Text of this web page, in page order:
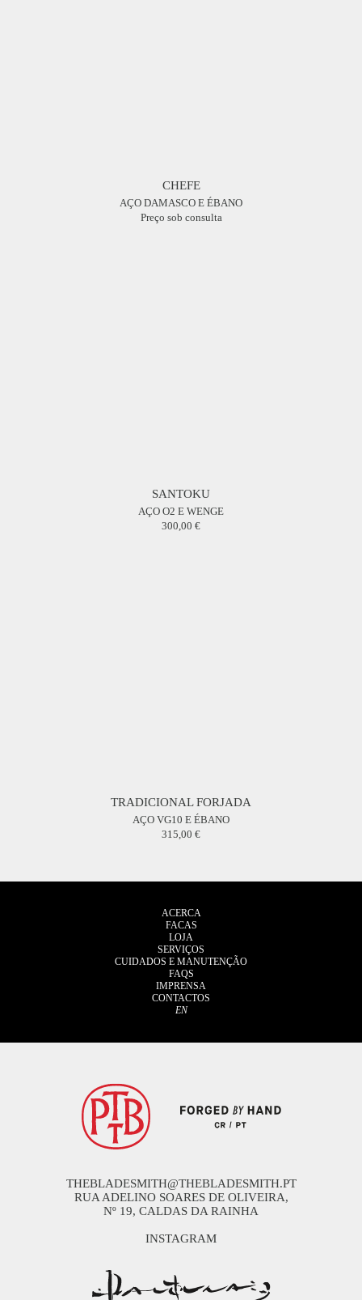
CHEFE
AÇO DAMASCO E ÉBANO
Preço sob consulta
SANTOKU
AÇO O2 E WENGE
300,00
TRADICIONAL FORJADA
AÇO VG10 E ÉBANO
315,00
ACERCA
FACAS
LOJA
SERVIÇOS
CUIDADOS E MANUTENÇÃO
FAQS
IMPRENSA
CONTACTOS
EN
THEBLADESMITH@THEBLADESMITH.PT
RUA ADELINO SOARES DE OLIVEIRA,
Nº 19, CALDAS DA RAINHA
INSTAGRAM